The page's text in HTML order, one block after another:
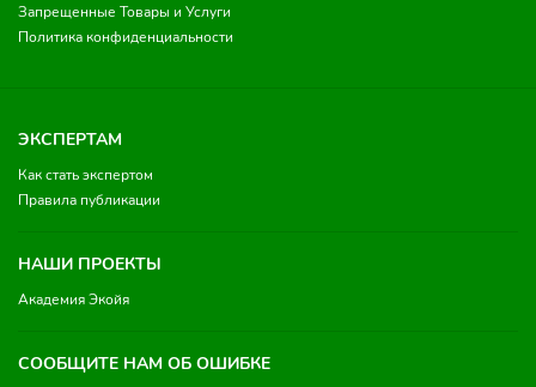
Запрещенные Товары и Услуги
Политика конфиденциальности
ЭКСПЕРТАМ
Как стать экспертом
Правила публикации
НАШИ ПРОЕКТЫ
Академия Экойя
СООБЩИТЕ НАМ ОБ ОШИБКЕ